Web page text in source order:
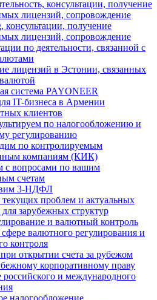
консультации, получение
лицензий, сопровождение
консультации, получение
лицензий, сопровождение
по деятельности, связанной с
лицензий в Эстонии, связанных
система PAYONEER
IT-бизнеса в Армении
клиентов
по налогообложению и
регулированию
по контролируемым
компаниям (КИК)
с вопросами по вашим
счетам
3-НДФЛ
текущих проблем и актуальных
зарубежных структур
и валютный контроль
валютного регулирования и
контроля
открытии счета за рубежом
корпоративному праву
российского и международного
налогообложение